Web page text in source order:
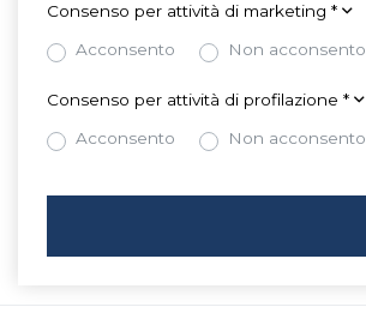
Consenso per attività di marketing *
Acconsento
Non acconsento
Consenso per attività di profilazione *
Acconsento
Non acconsento